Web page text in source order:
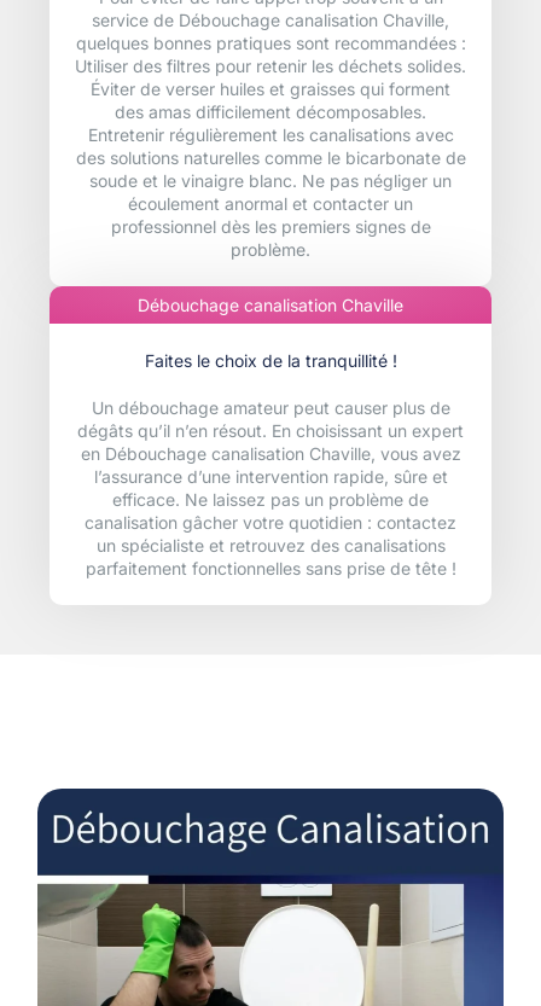
service de Débouchage canalisation Chaville,
quelques bonnes pratiques sont recommandées :
Utiliser des filtres pour retenir les déchets solides.
Éviter de verser huiles et graisses qui forment
des amas difficilement décomposables.
Entretenir régulièrement les canalisations avec
des solutions naturelles comme le bicarbonate de
soude et le vinaigre blanc. Ne pas négliger un
écoulement anormal et contacter un
professionnel dès les premiers signes de
problème.
Débouchage canalisation Chaville
Faites le choix de la tranquillité !
Un débouchage amateur peut causer plus de
dégâts qu’il n’en résout. En choisissant un expert
en Débouchage canalisation Chaville, vous avez
l’assurance d’une intervention rapide, sûre et
efficace. Ne laissez pas un problème de
canalisation gâcher votre quotidien : contactez
un spécialiste et retrouvez des canalisations
parfaitement fonctionnelles sans prise de tête !